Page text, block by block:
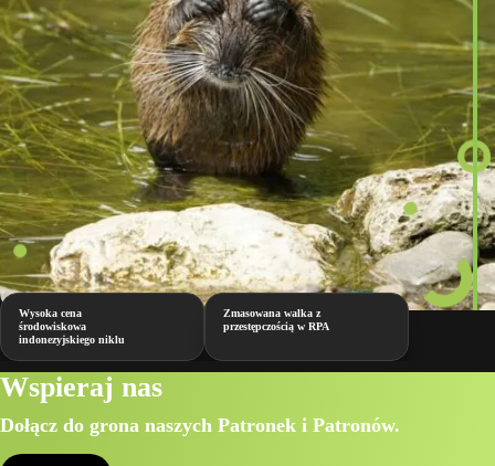
Wysoka cena
środowiskowa
indonezyjskiego niklu
Zmasowana walka z
przestępczością w RPA
Wspieraj nas
Dołącz do grona naszych Patronek i Patronów.